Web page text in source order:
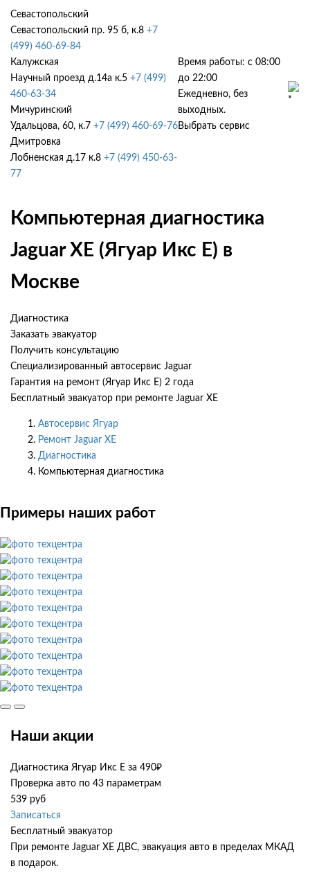
Севастопольский
Севастопольский пр. 95 б, к.8 +7
(499) 460-69-84
Калужская
Научный проезд д.14а к.5 +7 (499)
460-63-34
Мичуринский
Удальцова, 60, к.7 +7 (499) 460-69-76
Дмитровка
Лобненская д.17 к.8 +7 (499) 450-63-
77
Время работы: с 08:00
до 22:00
Ежедневно, без
выходных.
Выбрать сервис
Компьютерная диагностика
Jaguar XE (Ягуар Икс Е) в
Москве
Диагностика
Заказать эвакуатор
Получить консультацию
Специализированный автосервис Jaguar
Гарантия на ремонт (Ягуар Икс Е) 2 года
Бесплатный эвакуатор при ремонте Jaguar XE
Автосервис Ягуар
Ремонт Jaguar XE
Диагностика
Компьютерная диагностика
Примеры наших работ
Наши акции
Диагностика Ягуар Икс Е за 490₽
Проверка авто по 43 параметрам
539 руб
Записаться
Бесплатный эвакуатор
При ремонте Jaguar XE ДВС, эвакуация авто в пределах МКАД
в подарок.